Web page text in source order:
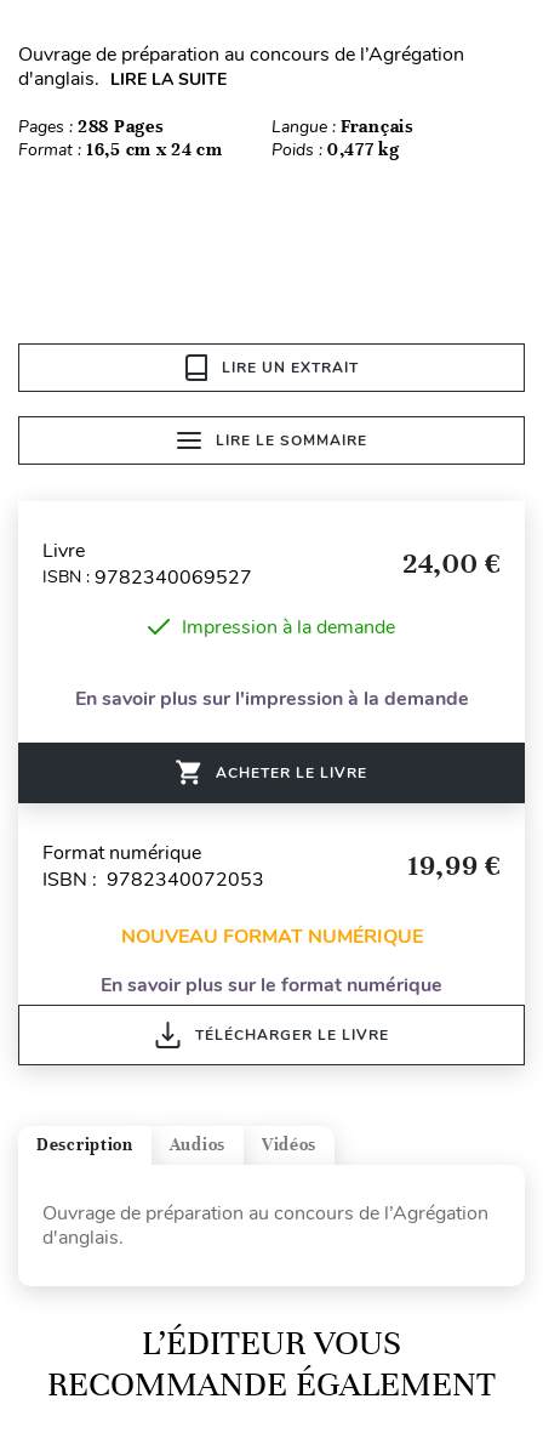
Ouvrage de préparation au concours de l’Agrégation
d'anglais. LIRE LA SUITE
Pages : 288 Pages Langue : Français
Format : 16,5 cm x 24 cm Poids : 0,477 kg
LIRE UN EXTRAIT
LIRE LE SOMMAIRE
Livre
ISBN : 9782340069527 24,00 €
Impression à la demande
En savoir plus sur l'impression à la demande
ACHETER LE LIVRE
Format numérique
ISBN : 9782340072053
19,99 €
NOUVEAU FORMAT NUMÉRIQUE
En savoir plus sur le format numérique
TÉLÉCHARGER LE LIVRE
Vidéos
Audios
Description
Ouvrage de préparation au concours de l’Agrégation
d'anglais.
L’ÉDITEUR VOUS
RECOMMANDE ÉGALEMENT